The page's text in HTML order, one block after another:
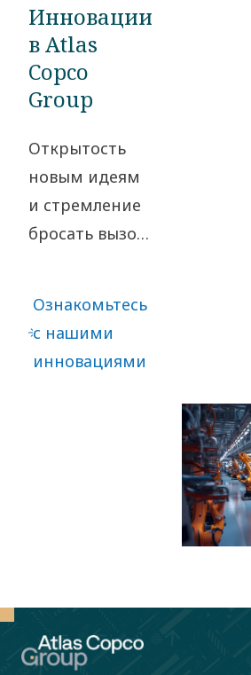
Инновации
в Atlas
Copco
Group
Открытость
новым идеям
и стремление
бросать вызов
Это приводит
совершенствованию,
Ознакомьтесь
с нашими
инновациями